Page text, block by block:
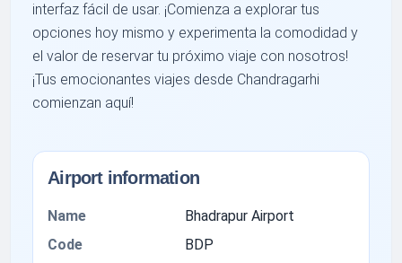
interfaz fácil de usar. ¡Comienza a explorar tus
opciones hoy mismo y experimenta la comodidad y
el valor de reservar tu próximo viaje con nosotros!
¡Tus emocionantes viajes desde Chandragarhi
comienzan aquí!
Airport information
Name
Bhadrapur Airport
Code
BDP